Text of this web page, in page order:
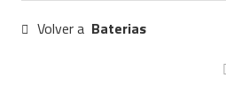
Volver a Baterias